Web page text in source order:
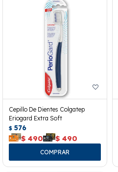
Cepillo De Dientes Colgatep
Eriogard Extra Soft
$ 576
$ 490 $ 490